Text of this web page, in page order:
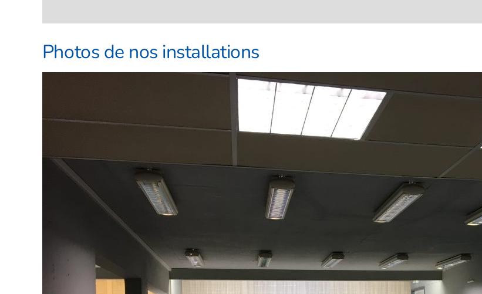
Photos de nos installations